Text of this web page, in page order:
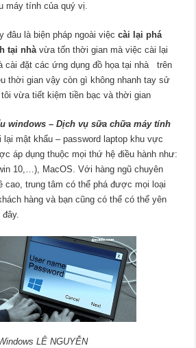
máy tính của quý vị.
đâu là biện pháp ngoài việccài lại phá
tại nhàvừa tốn thời gian mà việc cài lại
cài đặt các ứng dụng đồ họa tại nhà trên
thời gian vậy còn gì không nhanh tay sử
vừa tiết kiệm tiền bạc và thời gian
windows – Dịch vụ sữa chữa máy tính
lại mật khẩu – password laptop khu vực
áp dụng thuộc mọi thứ hệ điều hành như:
10,…), MacOS. Với hàng ngũ chuyên
cao, trung tâm có thể phá được mọi loại
hàng và bạn cũng có thể có thể yên
LÊ NGUYỄN